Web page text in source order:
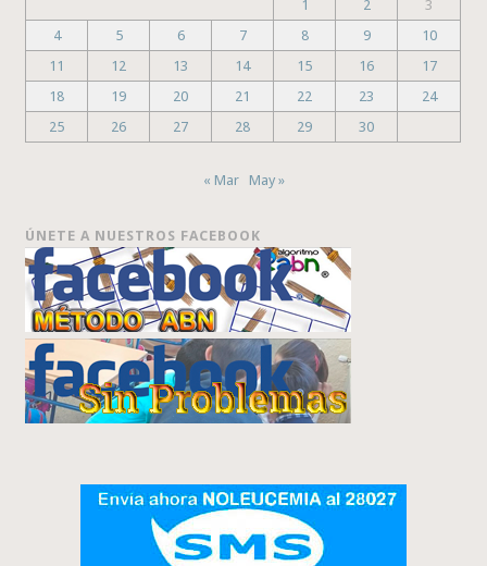
1
2
3
4
5 6 7 8 9
10
11
12 13 14 15 16
17
18
19 20 21 22 23
24
25
26 27 28 29 30
« Mar May »
ÚNETE A NUESTROS FACEBOOK